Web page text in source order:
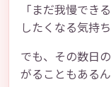
「まだ我慢でき
したくなる気持
でも、その数日
がることもあるん